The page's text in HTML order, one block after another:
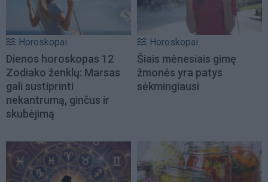
Horoskopai
Dienos horoskopas 12
Zodiako ženklų: Marsas
gali sustiprinti
nekantrumą, ginčus ir
skubėjimą
Horoskopai
Šiais mėnesiais gimę
žmonės yra patys
sėkmingiausi